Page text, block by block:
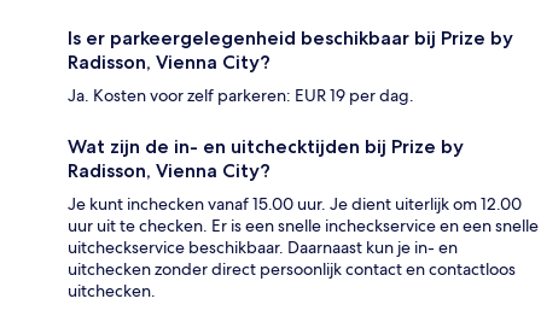
Is er parkeergelegenheid beschikbaar bij Prize by
Radisson, Vienna City?
Ja. Kosten voor zelf parkeren: EUR 19 per dag.
Wat zijn de in- en uitchecktijden bij Prize by
Radisson, Vienna City?
Je kunt inchecken vanaf 15.00 uur. Je dient uiterlijk om 12.00
uur uit te checken. Er is een snelle incheckservice en een snelle
uitcheckservice beschikbaar. Daarnaast kun je in- en
uitchecken zonder direct persoonlijk contact en contactloos
uitchecken.